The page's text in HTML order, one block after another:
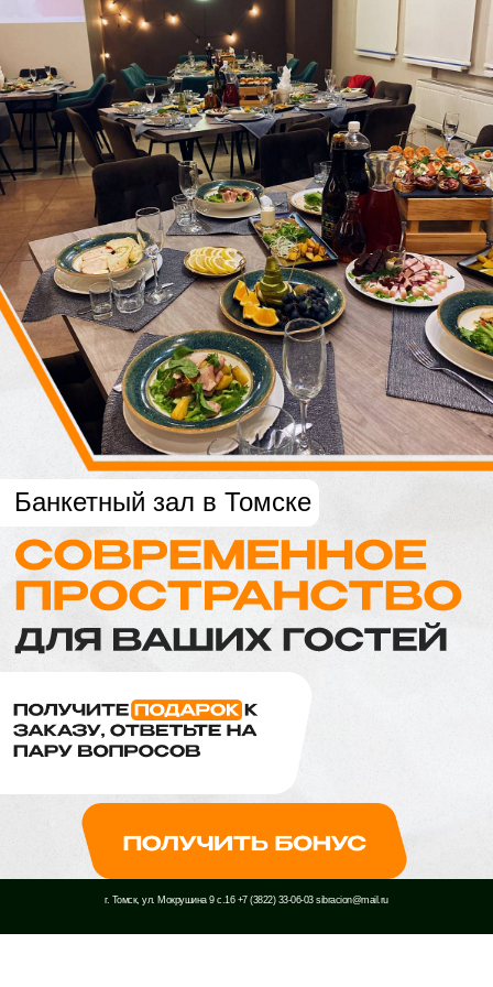
Банкетный зал в Томске
г. Томск, ул. Мокрушина 9 с.16 +7 (3822) 33-06-03 sibracion@mail.ru